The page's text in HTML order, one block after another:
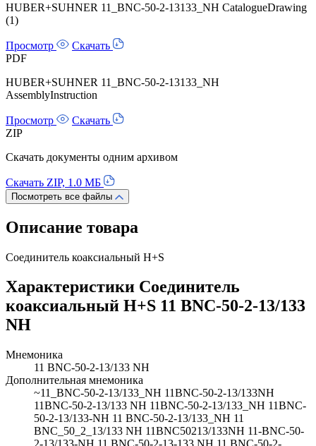
HUBER+SUHNER 11_BNC-50-2-13133_NH CatalogueDrawing
(1)
Просмотр
Скачать
PDF
HUBER+SUHNER 11_BNC-50-2-13133_NH
AssemblyInstruction
Просмотр
Скачать
ZIP
Скачать документы одним архивом
Скачать ZIP, 1.0 МБ
Посмотреть все файлы
Описание товара
Соединитель коаксиальный H+S
Характеристики Соединитель
коаксиальный H+S 11 BNC-50-2-13/133
NH
Мнемоника
11 BNC-50-2-13/133 NH
Дополнительная мнемоника
~11_BNC-50-2-13/133_NH 11BNC-50-2-13/133NH
11BNC-50-2-13/133 NH 11BNC-50-2-13/133_NH 11BNC-
50-2-13/133-NH 11 BNC-50-2-13/133_NH 11
BNC_50_2_13/133 NH 11BNC50213/133NH 11-BNC-50-